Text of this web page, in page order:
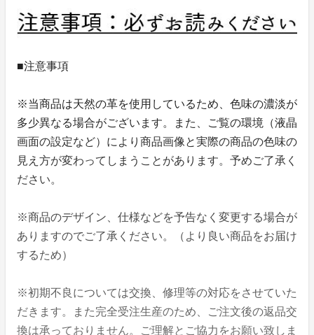
■注意事項
※当商品は天然の革を使用しているため、色味の濃淡が
多少異なる場合がございます。また、ご覧の環境（液晶
画面の設定など）により商品画像と実際の商品の色味の
見え方が変わってしまうことがあります。予めご了承く
ださい。
※商品のデザイン、仕様などを予告なく変更する場合が
ありますのでご了承ください。（より良い商品をお届け
するため）
※初期不良については交換、修理等の対応をさせていた
だきます。また完全受注生産のため、ご注文後の返品交
換は承っておりません。ご理解とご協力をお願い致しま